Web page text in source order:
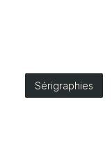
Sérigraphies